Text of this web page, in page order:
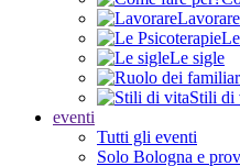
Lavorare
Le sigle
Stili di
eventi
Tutti gli eventi
Solo Bologna e